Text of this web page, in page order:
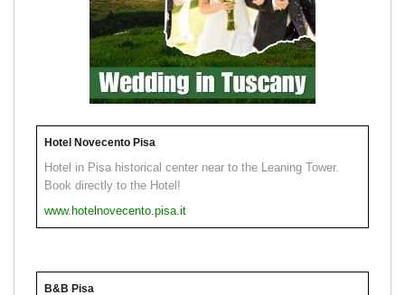
Hotel Novecento Pisa
Hotel in Pisa historical center near to the Leaning Tower.
Book directly to the Hotel!
www.hotelnovecento.pisa.it
B&B Pisa